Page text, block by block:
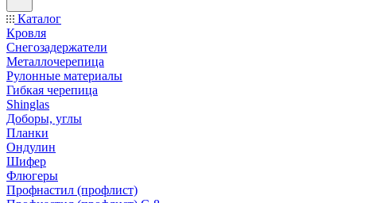
Каталог
Кровля
Снегозадержатели
Металлочерепица
Рулонные материалы
Гибкая черепица
Shinglas
Доборы, углы
Планки
Ондулин
Шифер
Флюгеры
Профнастил (профлист)